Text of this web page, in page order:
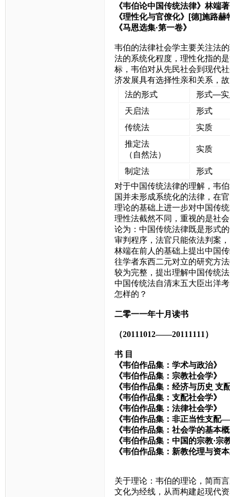
《韦伯论中国传统法律》林端
《理性化与官僚化》[德]施路
《马恩选集·第一卷》
韦伯的法律社会学主要关注法
法的系统化程度，理性化指的
标，韦伯对从先民社会到现代
济发展具有选择性亲和关系，
法的形式
形式—实
天启法
形式
传统法
实质
推定法
（自然法）
实质
制定法
形式
对于中国传统法律的理解，韦
国并未形成系统化的法律，在
理论的基础上进一步对中国传
理性法截然不同，重视的是社
论为：中国传统法律既是形式
审判程序，法官只能依法判案
林端在前人的基础上提出中国
往学者东西二元对立的研究方
较为完整，提出理解中国传统
中国传统法自清末五大臣出洋
怎样的？
二零一一年十月读书
（20111012——20111111 ）
书 目
《韦伯作品集：学术与政治》
《韦伯作品集：宗教社会学》
《韦伯作品集：经济与历史 支
《韦伯作品集：支配社会学》
《韦伯作品集：法律社会学》
《韦伯作品集：非正当性支
《韦伯作品集：社会学的基本
《韦伯作品集：中国的宗教·宗
《韦伯作品集：新教伦理与资
关于理论：韦伯的理论，简而
文化为经线，从而构建起现代